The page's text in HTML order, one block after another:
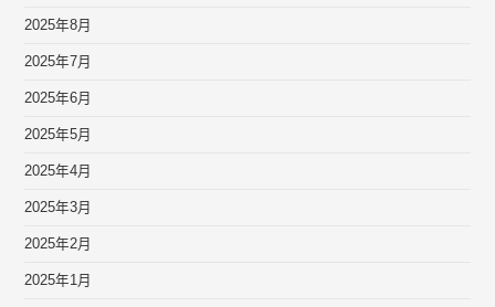
2025年8月
2025年7月
2025年6月
2025年5月
2025年4月
2025年3月
2025年2月
2025年1月